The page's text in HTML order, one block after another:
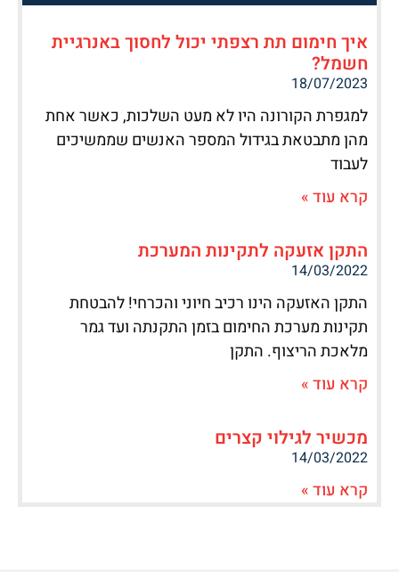
איך חימום תת רצפתי יכול לחסוך באנרגיית
חשמל?
18/07/2023
למגפרת הקורונה היו לא מעט השלכות, כאשר אחת
מהן מתבטאת בגידול המספר האנשים שממשיכים
לעבוד
קרא עוד »
התקן אזעקה לתקינות המערכת
14/03/2022
התקן האזעקה הינו רכיב חיוני והכרחי! להבטחת
תקינות מערכת החימום בזמן התקנתה ועד גמר
מלאכת הריצוף. התקן
קרא עוד »
מכשיר לגילוי קצרים
14/03/2022
קרא עוד »